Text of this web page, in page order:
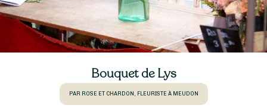
Bouquet de Lys
PAR ROSE ET CHARDON, FLEURISTE À MEUDON